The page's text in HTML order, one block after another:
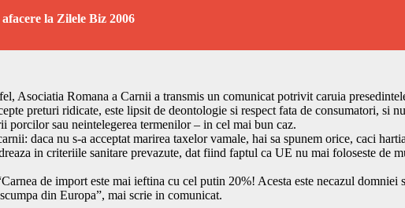
la Zilele Biz 2006
Asociatia Romana a Carnii a transmis un comunicat potrivit caruia
preturi ridicate, este lipsit de deontologie si respect fata de consumatori, si
porcilor sau neintelegerea termenilor – in cel mai bun caz.
daca nu s-a acceptat marirea taxelor vamale, hai sa spunem orice, caci
in criteriile sanitare prevazute, dat fiind faptul ca UE nu mai foloseste de
de import este mai ieftina cu cel putin 20%! Acesta este necazul
din Europa”, mai scrie in comunicat.